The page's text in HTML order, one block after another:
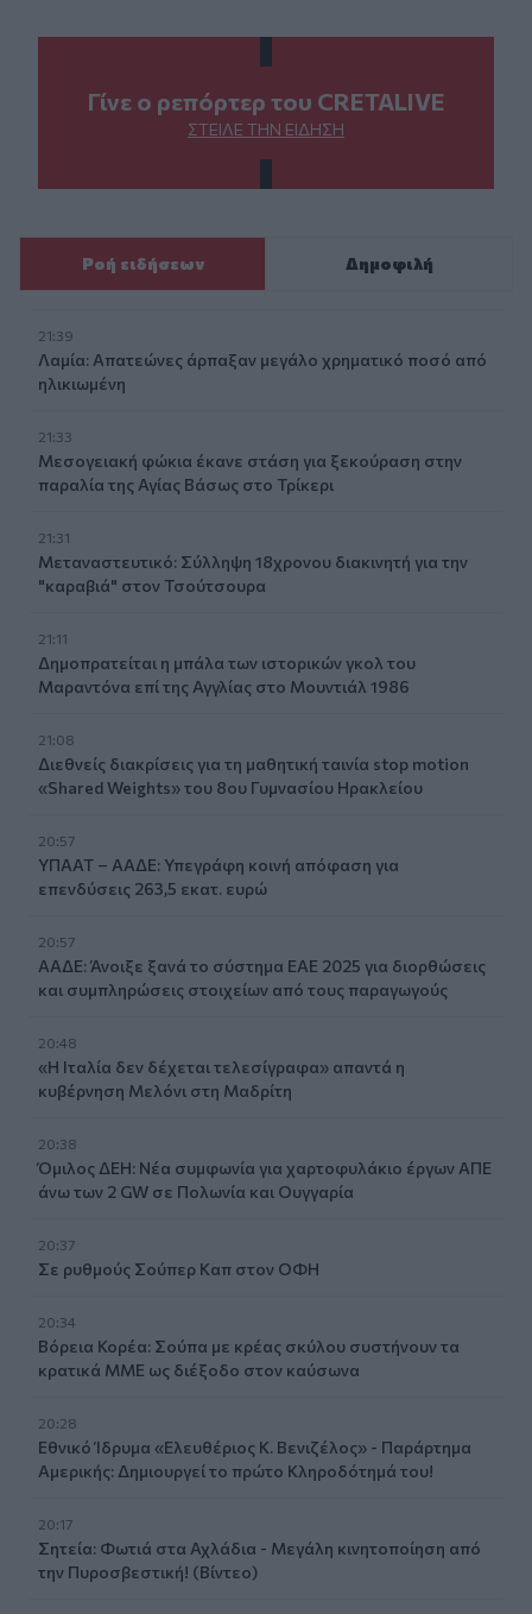
Γίνε ο ρεπόρτερ του CRETALIVE
ΣΤΕΊΛΕ ΤΗΝ ΕΊΔΗΣΗ
Ροή ειδήσεων Δημοφιλή
21:39
Λαμία: Απατεώνες άρπαξαν μεγάλο χρηματικό ποσό από
ηλικιωμένη
21:33
Μεσογειακή φώκια έκανε στάση για ξεκούραση στην
παραλία της Αγίας Βάσως στο Τρίκερι
21:31
Μεταναστευτικό: Σύλληψη 18χρονου διακινητή για την
"καραβιά" στον Τσούτσουρα
21:11
Δημοπρατείται η μπάλα των ιστορικών γκολ του
Μαραντόνα επί της Αγγλίας στο Μουντιάλ 1986
21:08
Διεθνείς διακρίσεις για τη μαθητική ταινία stop motion
«Shared Weights» του 8ου Γυμνασίου Ηρακλείου
20:57
ΥΠΑΑΤ – ΑΑΔΕ: Υπεγράφη κοινή απόφαση για
επενδύσεις 263,5 εκατ. ευρώ
20:57
ΑΑΔΕ: Άνοιξε ξανά το σύστημα ΕΑΕ 2025 για διορθώσεις
και συμπληρώσεις στοιχείων από τους παραγωγούς
20:48
«Η Ιταλία δεν δέχεται τελεσίγραφα» απαντά η
κυβέρνηση Μελόνι στη Μαδρίτη
20:38
Όμιλος ΔΕΗ: Νέα συμφωνία για χαρτοφυλάκιο έργων ΑΠΕ
άνω των 2 GW σε Πολωνία και Ουγγαρία
20:37
Σε ρυθμούς Σούπερ Καπ στον ΟΦΗ
20:34
Βόρεια Κορέα: Σούπα με κρέας σκύλου συστήνουν τα
κρατικά ΜΜΕ ως διέξοδο στον καύσωνα
20:28
Εθνικό Ίδρυμα «Ελευθέριος Κ. Βενιζέλος» - Παράρτημα
Αμερικής: Δημιουργεί το πρώτο Κληροδότημά του!
20:17
Σητεία: Φωτιά στα Αχλάδια - Μεγάλη κινητοποίηση από
την Πυροσβεστική! (Βίντεο)